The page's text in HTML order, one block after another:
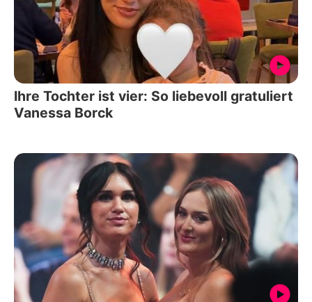
Ihre Tochter ist vier: So liebevoll gratuliert
Vanessa Borck